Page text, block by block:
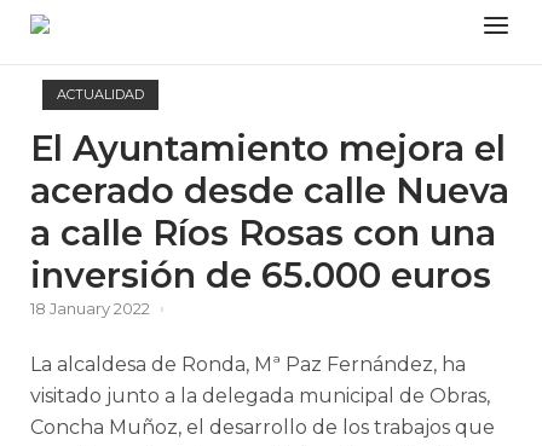
Skip
content
Menu
ACTUALIDAD
El Ayuntamiento mejora el
acerado desde calle Nueva
a calle Ríos Rosas con una
inversión de 65.000 euros
18 January 2022
La alcaldesa de Ronda, Mª Paz Fernández, ha
visitado junto a la delegada municipal de Obras,
Concha Muñoz, el desarrollo de los trabajos que